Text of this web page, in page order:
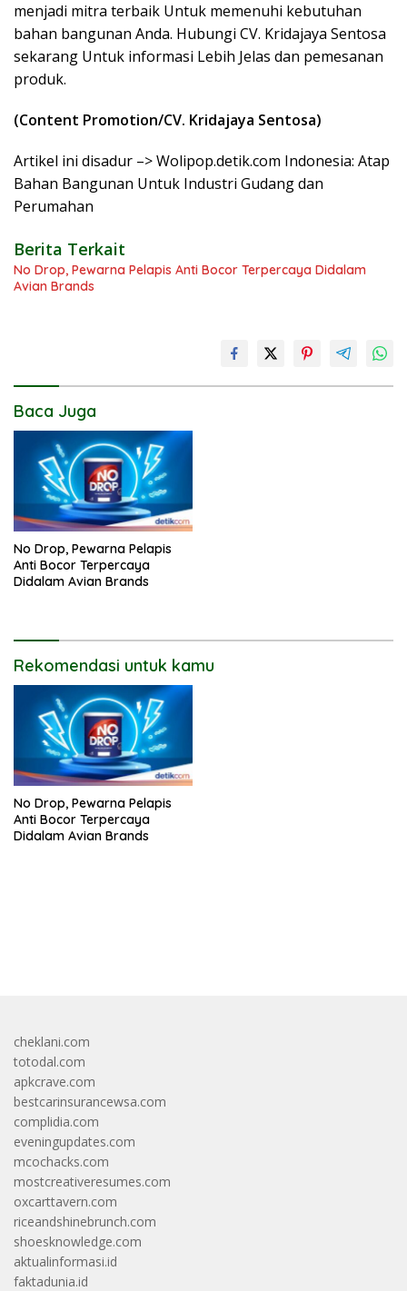
menjadi mitra terbaik Untuk memenuhi kebutuhan
bahan bangunan Anda. Hubungi CV. Kridajaya Sentosa
sekarang Untuk informasi Lebih Jelas dan pemesanan
produk.
(Content Promotion/CV. Kridajaya Sentosa)
Artikel ini disadur –> Wolipop.detik.com Indonesia: Atap
Bahan Bangunan Untuk Industri Gudang dan
Perumahan
Berita Terkait
No Drop, Pewarna Pelapis Anti Bocor Terpercaya Didalam
Avian Brands
Baca Juga
No Drop, Pewarna Pelapis
Anti Bocor Terpercaya
Didalam Avian Brands
Rekomendasi untuk kamu
No Drop, Pewarna Pelapis
Anti Bocor Terpercaya
Didalam Avian Brands
cheklani.com
totodal.com
apkcrave.com
bestcarinsurancewsa.com
complidia.com
eveningupdates.com
mcochacks.com
mostcreativeresumes.com
oxcarttavern.com
riceandshinebrunch.com
shoesknowledge.com
aktualinformasi.id
faktadunia.id